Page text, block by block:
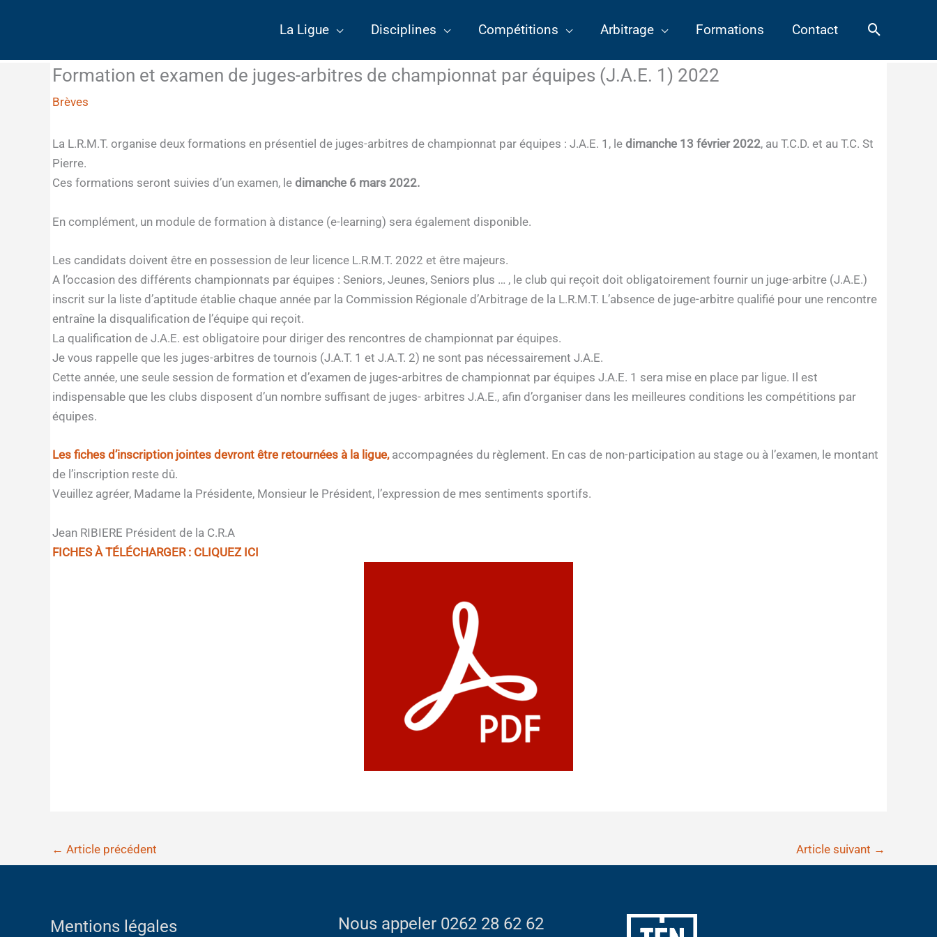
La Ligue Disciplines Compétitions Arbitrage Formations Contact
Formation et examen de juges-arbitres de championnat par équipes (J.A.E. 1) 2022
Brèves
La L.R.M.T. organise deux formations en présentiel de juges-arbitres de championnat par équipes : J.A.E. 1, le dimanche 13 février 2022, au T.C.D. et au T.C. St
Pierre.
Ces formations seront suivies d’un examen, le dimanche 6 mars 2022.
En complément, un module de formation à distance (e-learning) sera également disponible.
Les candidats doivent être en possession de leur licence L.R.M.T. 2022 et être majeurs.
A l’occasion des différents championnats par équipes : Seniors, Jeunes, Seniors plus … , le club qui reçoit doit obligatoirement fournir un juge-arbitre (J.A.E.)
inscrit sur la liste d’aptitude établie chaque année par la Commission Régionale d’Arbitrage de la L.R.M.T. L’absence de juge-arbitre qualifié pour une rencontre
entraîne la disqualification de l’équipe qui reçoit.
La qualification de J.A.E. est obligatoire pour diriger des rencontres de championnat par équipes.
Je vous rappelle que les juges-arbitres de tournois (J.A.T. 1 et J.A.T. 2) ne sont pas nécessairement J.A.E.
Cette année, une seule session de formation et d’examen de juges-arbitres de championnat par équipes J.A.E. 1 sera mise en place par ligue. Il est
indispensable que les clubs disposent d’un nombre suffisant de juges- arbitres J.A.E., afin d’organiser dans les meilleures conditions les compétitions par
équipes.
Les fiches d’inscription jointes devront être retournées à la ligue, accompagnées du règlement. En cas de non-participation au stage ou à l’examen, le montant
de l’inscription reste dû.
Veuillez agréer, Madame la Présidente, Monsieur le Président, l’expression de mes sentiments sportifs.
Jean RIBIERE Président de la C.R.A
FICHES À TÉLÉCHARGER : CLIQUEZ ICI
← Article précédent Article suivant →
Mentions légales Nous appeler 0262 28 62 62